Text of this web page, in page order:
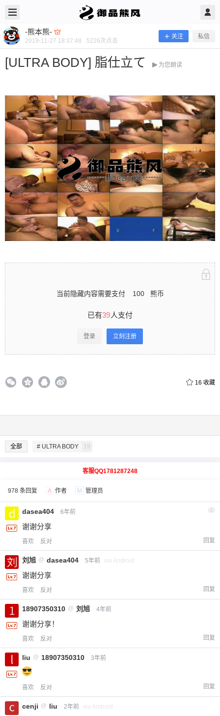
-熊本熊-
2019-11-27 18:37:48 5226次点击
关注 私信
[ULTRA BODY] 脂仕立て 为您朗读
当前隐藏内容需要支付 100 熊币
已有39人支付
登录 立刻注册
16 收藏
全部 # ULTRA BODY 19
-熊本熊- @ 御品熊风 2019/11/27
[ULTRA BODY] 脂仕立て
当前隐藏内容需要支付100熊币 已有39人支付 登录
立刻注册 0 收藏
扫描二维码继续阅读
客服QQ1781287248
978 条回复 A 作者 M 管理员
dasea404 6年前
谢谢分享
喜欢 反对 回复
刘旭 @ dasea404 5年前 via Android
谢谢分享
喜欢 反对 回复
18907350310 @ 刘旭 4年前
谢谢分享！
喜欢 反对 回复
liu @ 18907350310 3年前
喜欢 反对 回复
cenji @ liu 2年前 via Android